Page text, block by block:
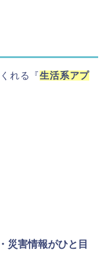
れる『生活系アプ
災害情報がひと目